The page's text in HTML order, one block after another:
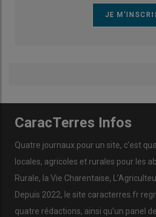
CaracTerres Infos
Quatre journaux pour un site, c’est
locales, agricoles et rurales pour les
Rurale, la Vie Charentaise,
Depuis 2022, le site caracterres.fr
quatre rédactions, ainsi qu’un panel